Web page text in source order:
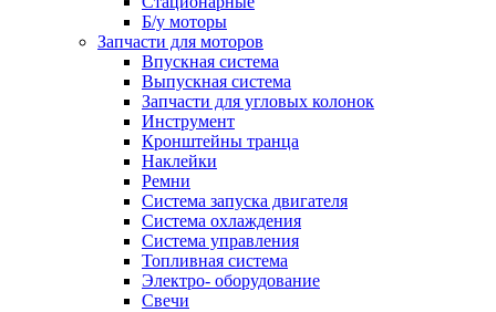
Б/у моторы
Запчасти для моторов
Впускная система
Выпускная система
Запчасти для угловых колонок
Инструмент
Кронштейны транца
Наклейки
Ремни
Система запуска двигателя
Система охлаждения
Система управления
Топливная система
Электро- оборудование
Свечи